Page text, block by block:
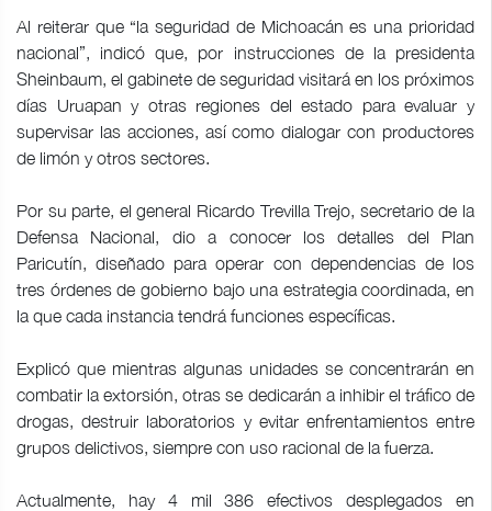
Al reiterar que “la seguridad de Michoacán es una prioridad
nacional”, indicó que, por instrucciones de la presidenta
Sheinbaum, el gabinete de seguridad visitará en los próximos
días Uruapan y otras regiones del estado para evaluar y
supervisar las acciones, así como dialogar con productores
de limón y otros sectores.
Por su parte, el general Ricardo Trevilla Trejo, secretario de la
Defensa Nacional, dio a conocer los detalles del Plan
Paricutín, diseñado para operar con dependencias de los
tres órdenes de gobierno bajo una estrategia coordinada, en
la que cada instancia tendrá funciones específicas.
Explicó que mientras algunas unidades se concentrarán en
combatir la extorsión, otras se dedicarán a inhibir el tráfico de
drogas, destruir laboratorios y evitar enfrentamientos entre
grupos delictivos, siempre con uso racional de la fuerza.
Actualmente, hay 4 mil 386 efectivos desplegados en